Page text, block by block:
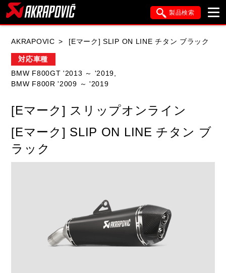
製品検索
KAWASAKI APRILIA BMW DUCATI
FANTIC GASGAS GILERA
HARLEY DAVIDSON
閉じる
AKRAPOVIC [Eマーク] SLIP ON LINE チタン ブラック
対応車種
BMW F800GT '2013 ～ '2019,
BMW F800R '2009 ～ '2019
[Eマーク] スリップオンライン
[Eマーク] SLIP ON LINE チタン ブ
ラック